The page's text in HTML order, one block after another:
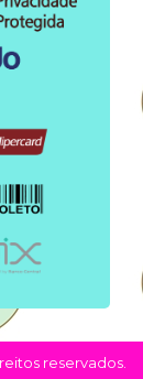
reservados.